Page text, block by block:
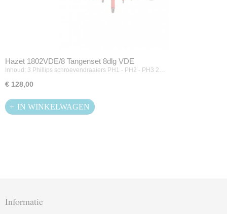
Hazet 1802VDE/8 Tangenset 8dlg VDE
Inhoud: 3 Phillips schroevendraaiers PH1 - PH2 - PH3 2…
€ 128,00
IN WINKELWAGEN
Informatie